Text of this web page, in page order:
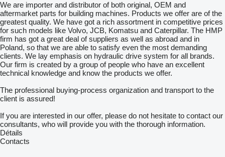
We are importer and distributor of both original, OEM and
aftermarket parts for building machines. Products we offer are of the
greatest quality. We have got a rich assortment in competitive prices
for such models like Volvo, JCB, Komatsu and Caterpillar. The HMP
firm has got a great deal of suppliers as well as abroad and in
Poland, so that we are able to satisfy even the most demanding
clients. We lay emphasis on hydraulic drive system for all brands.
Our firm is created by a group of people who have an excellent
technical knowledge and know the products we offer.
The professional buying-process organization and transport to the
client is assured!
If you are interested in our offer, please do not hesitate to contact our
consultants, who will provide you with the thorough information.
Détails
Contacts